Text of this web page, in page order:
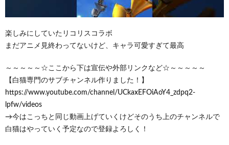
楽しみにしていたリコリスコラボ
まだアニメ見終わってないけど、キャラ可愛すぎて最高
～～～～～☆ここから下は宣伝や外部リンクなど☆～～～～～
【白猫専門のサブチャンネル作りました！】
https://www.youtube.com/channel/UCkaxEFOiAoY4_zdpq2-
lpfw/videos
→今はこっちと同じ動画上げていくけどそのうち上のチャンネルで
白猫はやっていく予定なので登録よろしく！